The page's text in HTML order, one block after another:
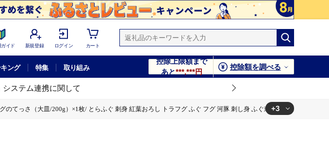
ガイド 新規登録 ログイン カート
ング 特集 取り組み
控除上限額まで
あと***,***円
控除額を調べる
システム連携に関して
のてっさ（大皿/200g）×1枚/ とらふぐ 刺身 紅葉おろし トラフグ ふぐ フグ 河豚 刺し身 ふぐ刺し / 南島原市 / 株式
+3